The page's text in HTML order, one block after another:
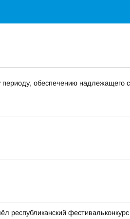
обеспечению надлежащего
республиканский